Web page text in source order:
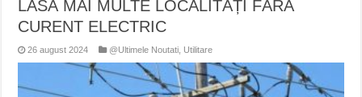
LASĂ MAI MULTE LOCALITĂȚI FĂRĂ
CURENT ELECTRIC
26 august 2024 @Ultimele Noutati Utilitare